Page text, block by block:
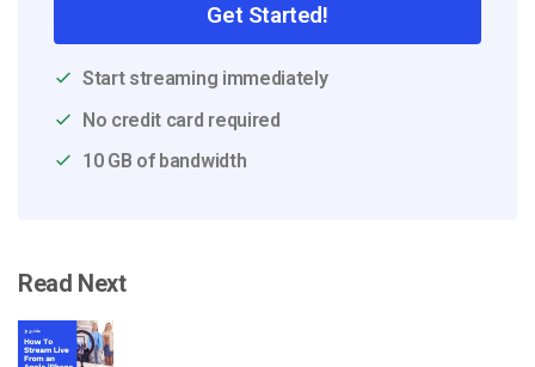
Get Started!
Start streaming immediately
No credit card required
10 GB of bandwidth
Read Next